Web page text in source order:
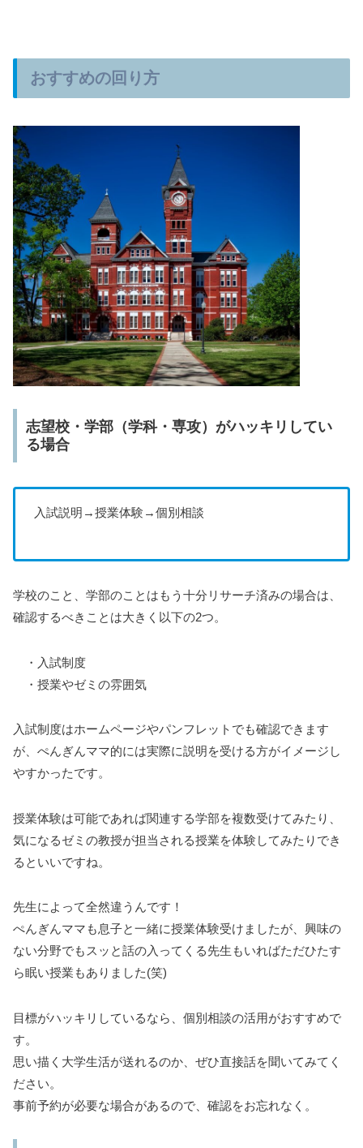
おすすめの回り方
志望校・学部（学科・専攻）がハッキリしてい
る場合
入試説明→授業体験→個別相談
学校のこと、学部のことはもう十分リサーチ済みの場合は、
確認するべきことは大きく以下の2つ。
・入試制度
・授業やゼミの雰囲気
入試制度はホームページやパンフレットでも確認できます
が、ぺんぎんママ的には実際に説明を受ける方がイメージし
やすかったです。
授業体験は可能であれば関連する学部を複数受けてみたり、
気になるゼミの教授が担当される授業を体験してみたりでき
るといいですね。
先生によって全然違うんです！
ぺんぎんママも息子と一緒に授業体験受けましたが、興味の
ない分野でもスッと話の入ってくる先生もいればただひたす
ら眠い授業もありました(笑)
目標がハッキリしているなら、個別相談の活用がおすすめで
す。
思い描く大学生活が送れるのか、ぜひ直接話を聞いてみてく
ださい。
事前予約が必要な場合があるので、確認をお忘れなく。